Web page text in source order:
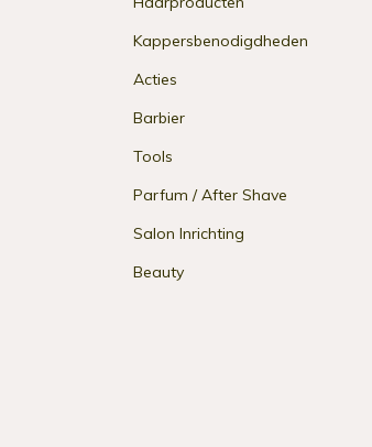
Kappersbenodigdheden
Acties
Barbier
Tools
Parfum / After Shave
Salon Inrichting
Beauty